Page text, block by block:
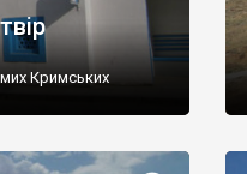
Кримських